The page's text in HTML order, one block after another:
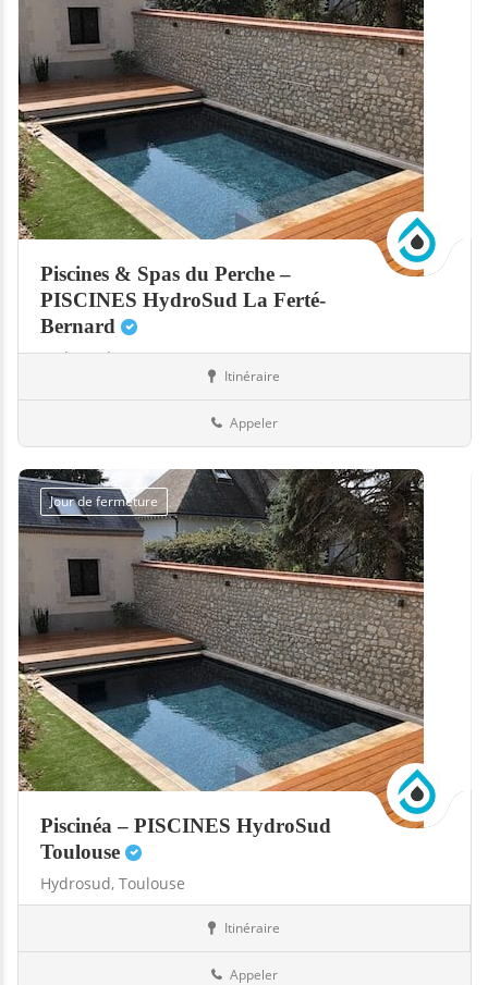
Piscines & Spas du Perche –
PISCINES HydroSud La Ferté-
Bernard
Hydrosud
Itinéraire
Appeler
Jour de fermeture
Piscinéa – PISCINES HydroSud
Toulouse
Hydrosud, Toulouse
Itinéraire
Appeler